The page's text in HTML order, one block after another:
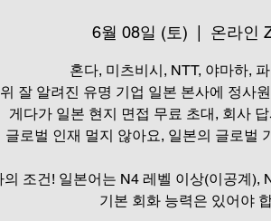
6월 08일 (토) 온라인
혼다, 미츠비시, NTT, 야마하,
잘 알려진 유명 기업 일본 본사에 정사
게다가 일본 현지 면접 무료 초대, 회사
글로벌 인재 멀지 않아요, 일본의 글로벌
의 조건! 일본어는 N4 레벨 이상(이공계),